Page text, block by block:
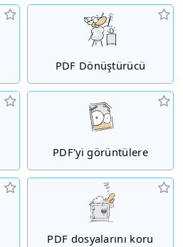
PDF Dönüştürücü
PDF'yi görüntülere
PDF dosyalarını koru